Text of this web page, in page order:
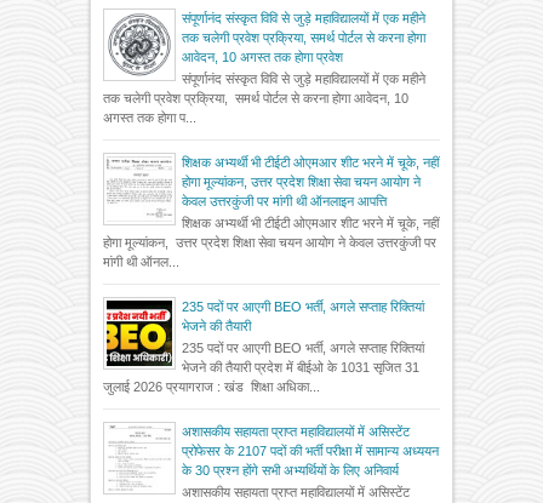
संपूर्णानंद संस्कृत विवि से जुड़े महाविद्यालयों में एक महीने
तक चलेगी प्रवेश प्रक्रिया, समर्थ पोर्टल से करना होगा
आवेदन, 10 अगस्त तक होगा प्रवेश
संपूर्णानंद संस्कृत विवि से जुड़े महाविद्यालयों में एक महीने
तक चलेगी प्रवेश प्रक्रिया, समर्थ पोर्टल से करना होगा आवेदन, 10
अगस्त तक होगा प...
शिक्षक अभ्यर्थी भी टीईटी ओएमआर शीट भरने में चूके, नहीं
होगा मूल्यांकन, उत्तर प्रदेश शिक्षा सेवा चयन आयोग ने
केवल उत्तरकुंजी पर मांगी थी ऑनलाइन आपत्ति
शिक्षक अभ्यर्थी भी टीईटी ओएमआर शीट भरने में चूके, नहीं
होगा मूल्यांकन, उत्तर प्रदेश शिक्षा सेवा चयन आयोग ने केवल उत्तरकुंजी पर
मांगी थी ऑनल...
235 पदों पर आएगी BEO भर्ती, अगले सप्ताह रिक्तियां
भेजने की तैयारी
235 पदों पर आएगी BEO भर्ती, अगले सप्ताह रिक्तियां
भेजने की तैयारी प्रदेश में बीईओ के 1031 सृजित 31
जुलाई 2026 प्रयागराज : खंड शिक्षा अधिका...
अशासकीय सहायता प्राप्त महाविद्यालयों में असिस्टेंट
प्रोफेसर के 2107 पदों की भर्ती परीक्षा में सामान्य अध्ययन
के 30 प्रश्न होंगे सभी अभ्यर्थियों के लिए अनिवार्य
अशासकीय सहायता प्राप्त महाविद्यालयों में असिस्टेंट